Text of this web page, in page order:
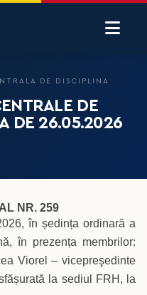
DE DISCIPLINA
DE
DE 26.05.2026
NR. 259
în ședința ordinară a
în prezența membrilor:
Viorel – vicepreşedinte
la sediul FRH, la